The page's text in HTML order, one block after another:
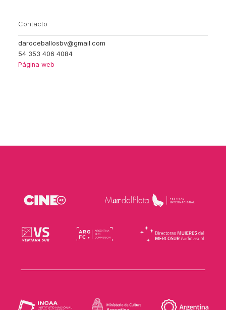
Contacto
daroceballosbv@gmail.com
54 353 406 4084
Página web